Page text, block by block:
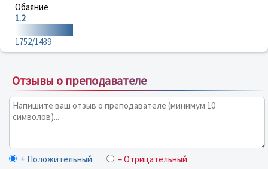
Обаяние
1.2
1752/1439
Отзывы о преподавателе
+ Положительный – Отрицательный